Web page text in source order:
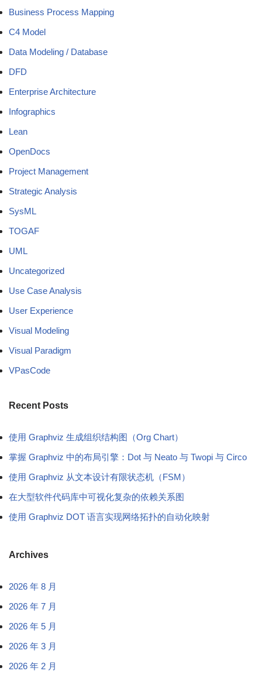
Business Process Mapping
C4 Model
Data Modeling / Database
DFD
Enterprise Architecture
Infographics
Lean
OpenDocs
Project Management
Strategic Analysis
SysML
TOGAF
UML
Uncategorized
Use Case Analysis
User Experience
Visual Modeling
Visual Paradigm
VPasCode
Recent Posts
使用 Graphviz 生成组织结构图（Org Chart）
掌握 Graphviz 中的布局引擎：Dot 与 Neato 与 Twopi 与 Circo
使用 Graphviz 从文本设计有限状态机（FSM）
在大型软件代码库中可视化复杂的依赖关系图
使用 Graphviz DOT 语言实现网络拓扑的自动化映射
Archives
2026 年 8 月
2026 年 7 月
2026 年 5 月
2026 年 3 月
2026 年 2 月